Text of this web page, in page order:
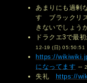
あまりにも過剰
す ブラックリ
きないでしょ
ドラクエ3で最
12-19 (日) 05:50:51
https://
になってます --
失礼 https://